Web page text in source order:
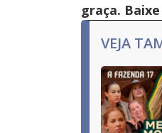
graça.
VEJA